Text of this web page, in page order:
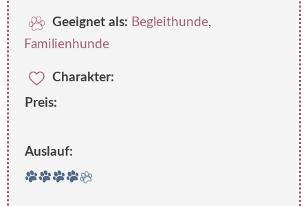
Geeignet als: Begleithunde,
Familienhunde
Charakter:
Preis:
Auslauf: